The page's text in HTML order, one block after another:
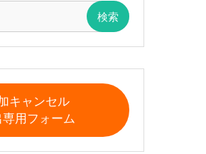
検
キャンセル
専用フォーム